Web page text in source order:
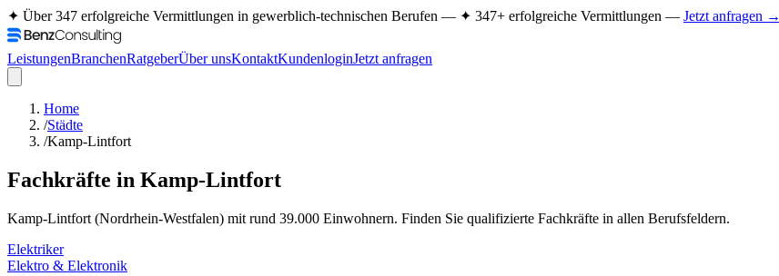
✦ Über 347 erfolgreiche Vermittlungen in gewerblich-technischen Berufen — ✦ 347+ erfolgreiche Vermittlungen — Jetzt anfragen →
LeistungenBranchenRatgeberÜber unsKontaktKundenloginJetzt anfragen
Home
/Städte
/Kamp-Lintfort
Fachkräfte in Kamp-Lintfort
Kamp-Lintfort (Nordrhein-Westfalen) mit rund 39.000 Einwohnern. Finden Sie qualifizierte Fachkräfte in allen Berufsfeldern.
Elektriker
Elektro & Elektronik